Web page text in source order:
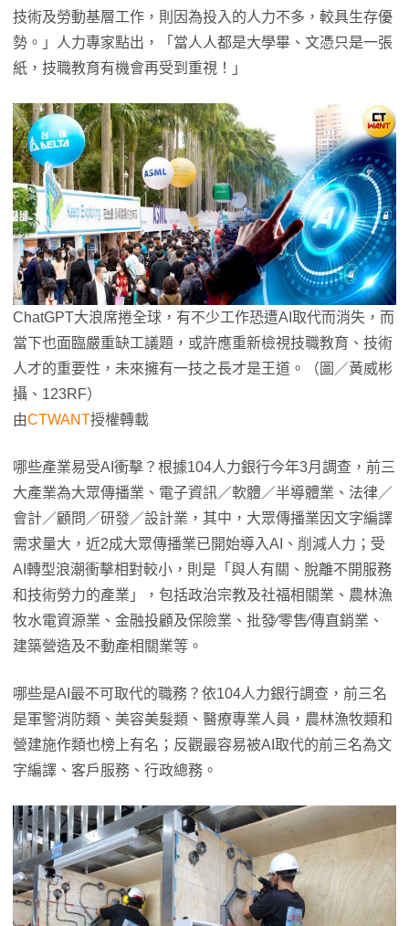
技術及勞動基層工作，則因為投入的人力不多，較具生存優
勢。」人力專家點出，「當人人都是大學畢、文憑只是一張
紙，技職教育有機會再受到重視！」
ChatGPT大浪席捲全球，有不少工作恐遭AI取代而消失，而
當下也面臨嚴重缺工議題，或許應重新檢視技職教育、技術
人才的重要性，未來擁有一技之長才是王道。（圖／黃威彬
攝、123RF）
由CTWANT授權轉載
哪些產業易受AI衝擊？根據104人力銀行今年3月調查，前三
大產業為大眾傳播業、電子資訊／軟體／半導體業、法律／
會計／顧問／研發／設計業，其中，大眾傳播業因文字編譯
需求量大，近2成大眾傳播業已開始導入AI、削減人力；受
AI轉型浪潮衝擊相對較小，則是「與人有關、脫離不開服務
和技術勞力的產業」，包括政治宗教及社福相關業、農林漁
牧水電資源業、金融投顧及保險業、批發∕零售∕傳直銷業、
建築營造及不動產相關業等。
哪些是AI最不可取代的職務？依104人力銀行調查，前三名
是軍警消防類、美容美髮類、醫療專業人員，農林漁牧類和
營建施作類也榜上有名；反觀最容易被AI取代的前三名為文
字編譯、客戶服務、行政總務。